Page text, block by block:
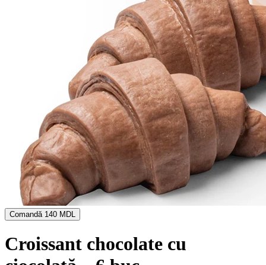
Comandă 140 MDL
Croissant chocolate cu